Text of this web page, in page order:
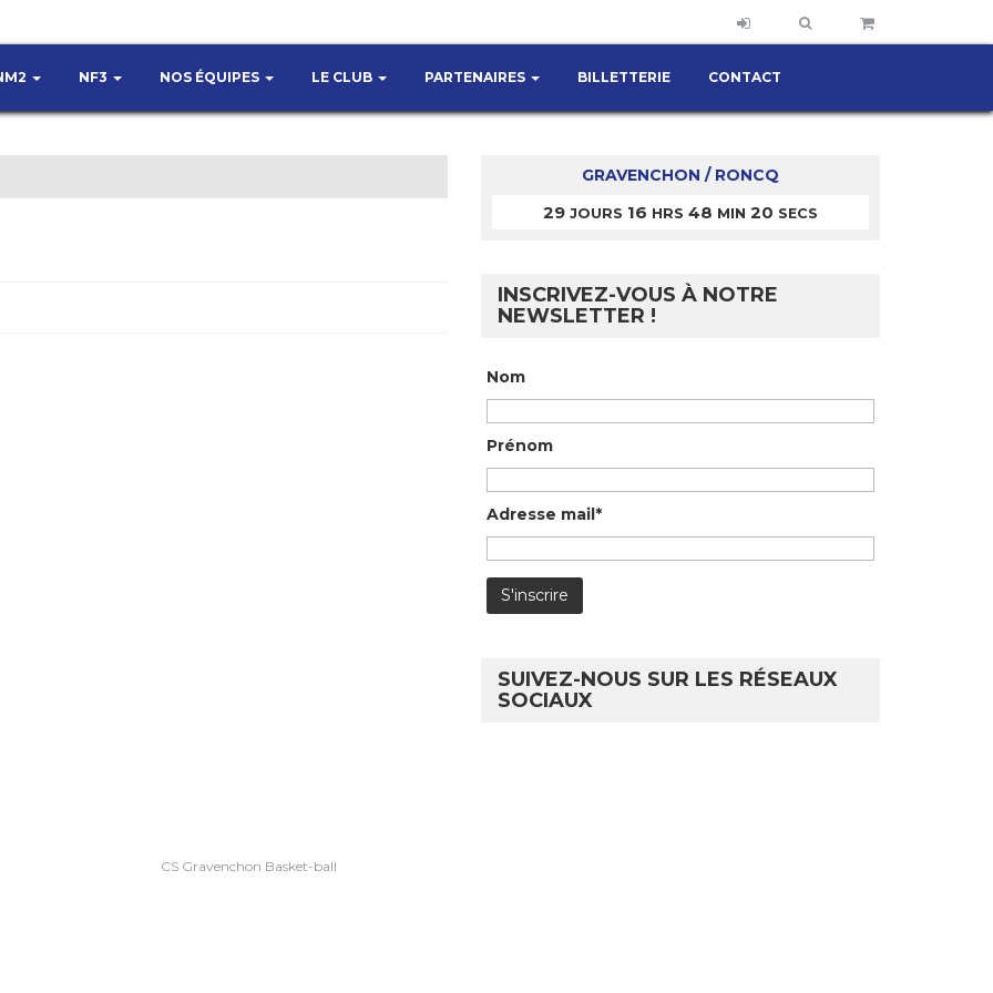
NF3 NOS ÉQUIPES LE CLUB PARTENAIRES BILLETTERIE CONTACT
GRAVENCHON / RONCQ
29 JOURS 16 HRS 48 MIN 20 SECS
INSCRIVEZ-VOUS À NOTRE
NEWSLETTER !
Nom
Prénom
Adresse mail*
SUIVEZ-NOUS SUR LES RÉSEAUX
SOCIAUX
CS Gravenchon Basket-ball